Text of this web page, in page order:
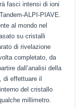
fasci intensi di ioni
ALPI-PIAVE.
al mondo nel
su cristalli
di rivelazione
completato, da
dall’analisi della
effettuare il
del cristallo
millimetro.